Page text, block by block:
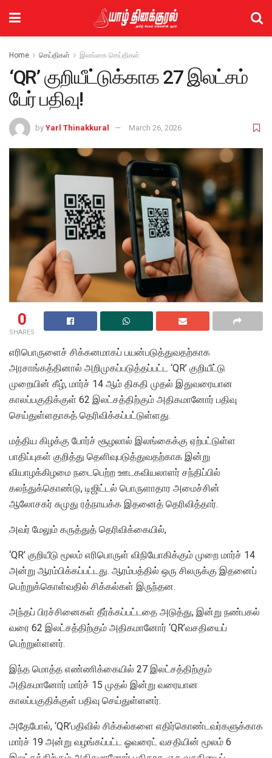
Home செய்திகள் இலங்கை செய்திகள்
‘QR’ குறியீட்டுக்காக 27 இலட்சம்
பேர் பதிவு!
by Yarl Thinakkural March 26, 2026
0
SHARES
எரிபொருளைச் சிக்கனமாகப் பயன்படுத்துவதற்காக
அரசாங்கத்தினால் அறிமுகப்படுத்தப்பட்ட ‘QR’ குறியீட்டு
முறையின் கீழ், மார்ச் 14 ஆம் திகதி முதல் இதுவரையான
காலப்பகுதிக்குள் 62 இலட்சத்திற்கும் அதிகமானோர் பதிவு
செய்துள்ளதாகத் தெரிவிக்கப்பட்டுள்ளது.
மத்திய கிழக்கு போர்ச் சூழலால் இலங்கைக்கு ஏற்பட்டுள்ள
பாதிப்புகள் குறித்து தெளிவுபடுத்துவதற்காக இன்று
வியாழக்கிழமை நடைபெற்ற ஊடகவியலாளர் சந்திப்பில்
கலந்துக்கொண்டு, டிஜிட்டல் பொருளாதார அமைச்சின்
ஆலோசகர் சுமுது ரத்நாயக்க இதனைத் தெரிவித்தார்.
அவர் மேலும் கருத்துத் தெரிவிக்கையில்,
‘QR’ குறியீடு மூலம் எரிபொருள் விநியோகிக்கும் முறை மார்ச் 14
அன்று ஆரம்பிக்கப்பட்டது. ஆரம்பத்தில் ஒரு சிலருக்கு இதனைப்
பெற்றுக்கொள்வதில் சிக்கல்கள் இருந்தன.
அந்தப் பிரச்சினைகள் தீர்க்கப்பட்டதை அடுத்து, இன்று நண்பகல்
வரை 62 இலட்சத்திற்கும் அதிகமானோர் ‘QR’வசதியைப்
பெற்றுள்ளனர்.
இந்த மொத்த எண்ணிக்கையில் 27 இலட்சத்திற்கும்
அதிகமானோர் மார்ச் 15 முதல் இன்று வரையான
காலப்பகுதிக்குள் பதிவு செய்துள்ளனர்.
அதேபோல், ‘QR’பதிவில் சிக்கல்களை எதிர்கொண்டவர்களுக்காக
மார்ச் 19 அன்று வழங்கப்பட்ட ஓவரைட் வசதியின் மூலம் 6